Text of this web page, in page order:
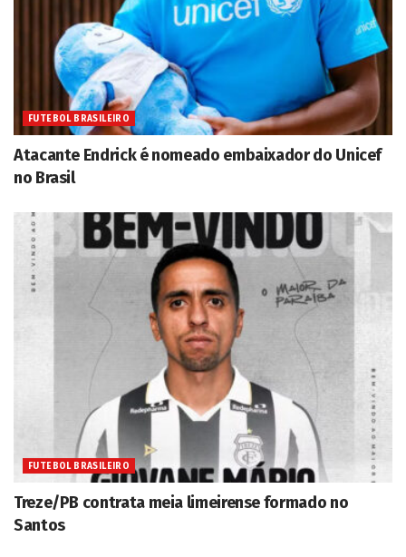
FUTEBOL BRASILEIRO
Atacante Endrick é nomeado embaixador do Unicef
no Brasil
FUTEBOL BRASILEIRO
Treze/PB contrata meia limeirense formado no
Santos